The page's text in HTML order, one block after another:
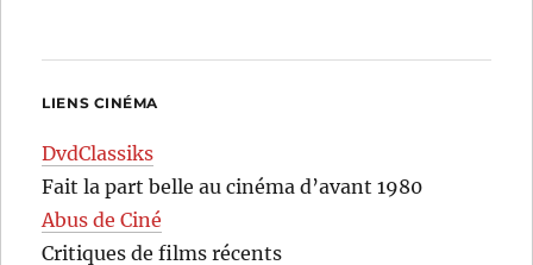
LIENS CINÉMA
DvdClassiks
Fait la part belle au cinéma d’avant 1980
Abus de Ciné
Critiques de films récents